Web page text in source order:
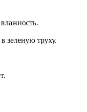
зеленую труху.